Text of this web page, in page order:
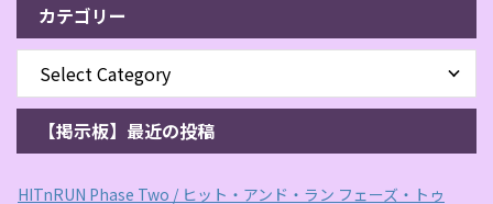
カテゴリー
【掲示板】最近の投稿
HITnRUN Phase Two / ヒット・アンド・ラン フェーズ・トゥ